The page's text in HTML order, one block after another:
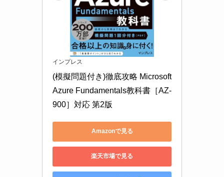
インプレス
(模擬問題付き)徹底攻略 Microsoft
Azure Fundamentals教科書［AZ-
900］対応 第2版
Amazonで見る
楽天市場で見る